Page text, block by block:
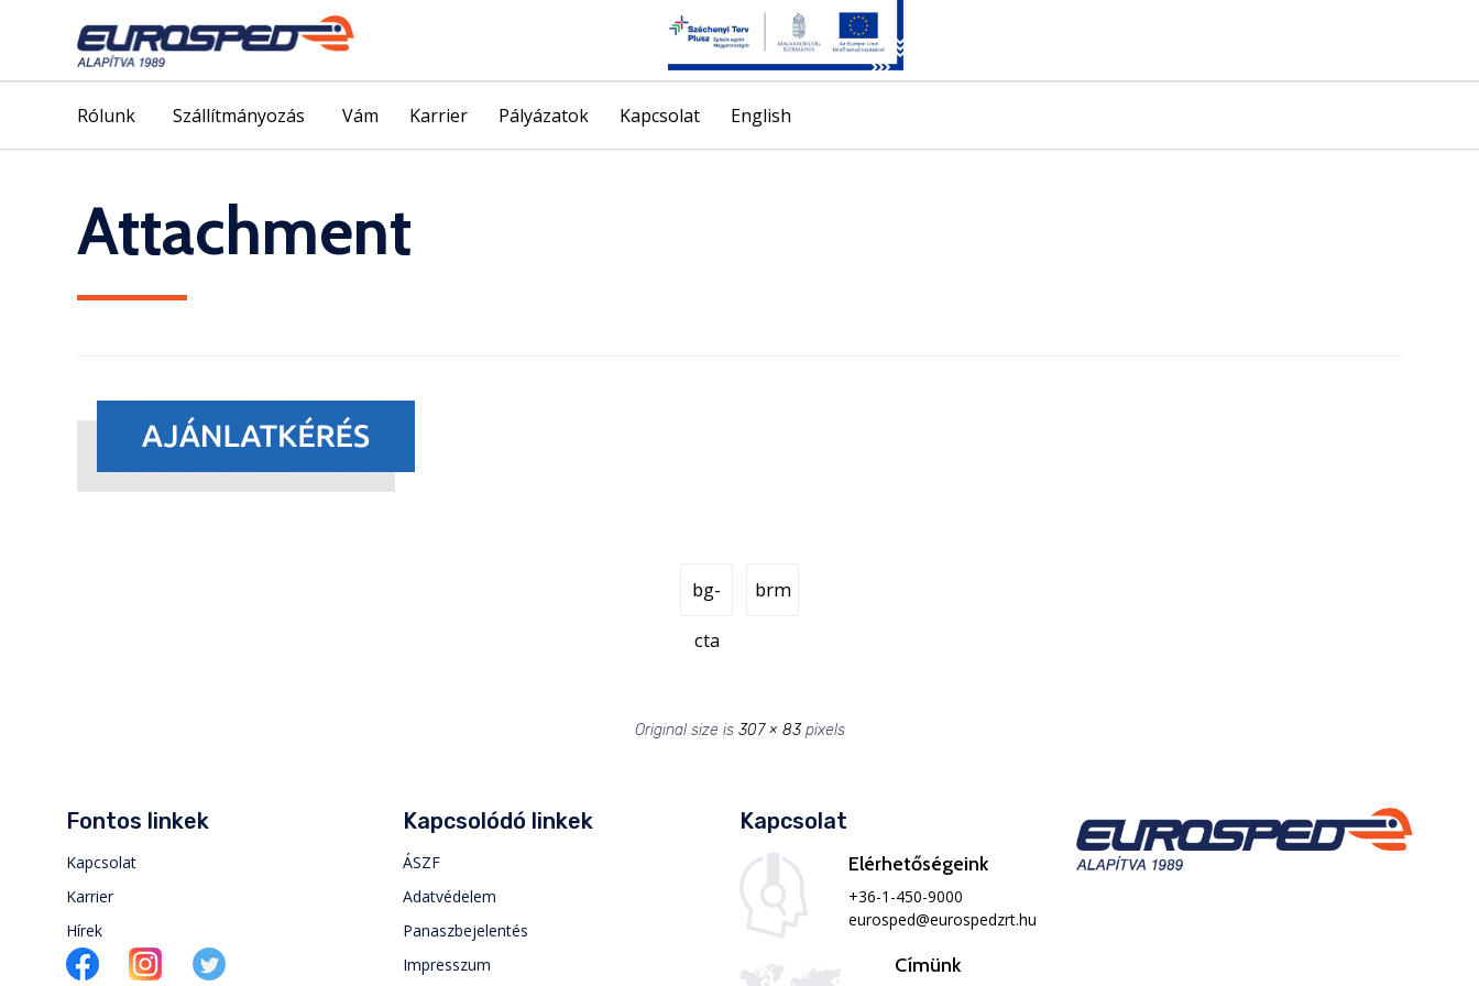
to
Rólunk Szállítmányozás Vám Karrier Pályázatok Kapcsolat English
Attachment
bg-
cta
brm
Original size is 307 × 83pixels
Fontos linkek
Kapcsolat
Karrier
Hírek
Kapcsolódó linkek
ÁSZF
Adatvédelem
Panaszbejelentés
Impresszum
Kapcsolat
Elérhetőségeink
+36-1-450-9000
eurosped@eurospedzrt.hu
Címünk